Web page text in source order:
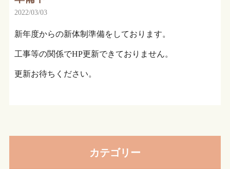
2022/03/03
新年度からの新体制準備をしております。
工事等の関係でHP更新できておりません。
更新お待ちください。
カテゴリー